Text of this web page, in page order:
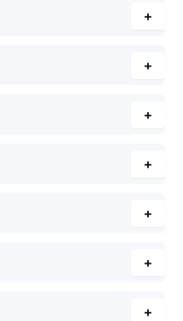
+
+
+
+
+
+
+